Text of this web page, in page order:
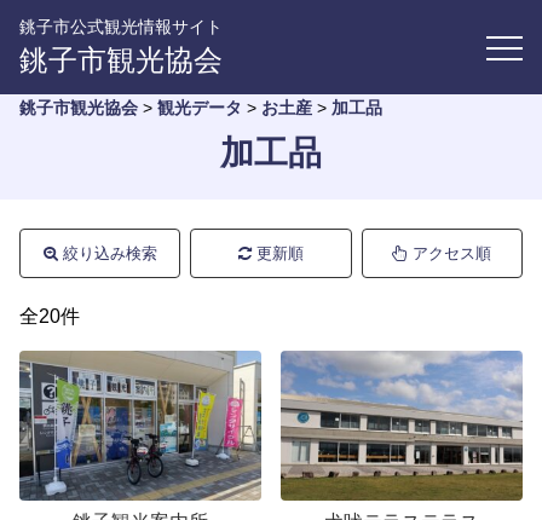
銚子市公式観光情報サイト
銚子市観光協会
銚子市観光協会 > 観光データ > お土産 > 加工品
加工品
絞り込み検索 更新順 アクセス順
全20件